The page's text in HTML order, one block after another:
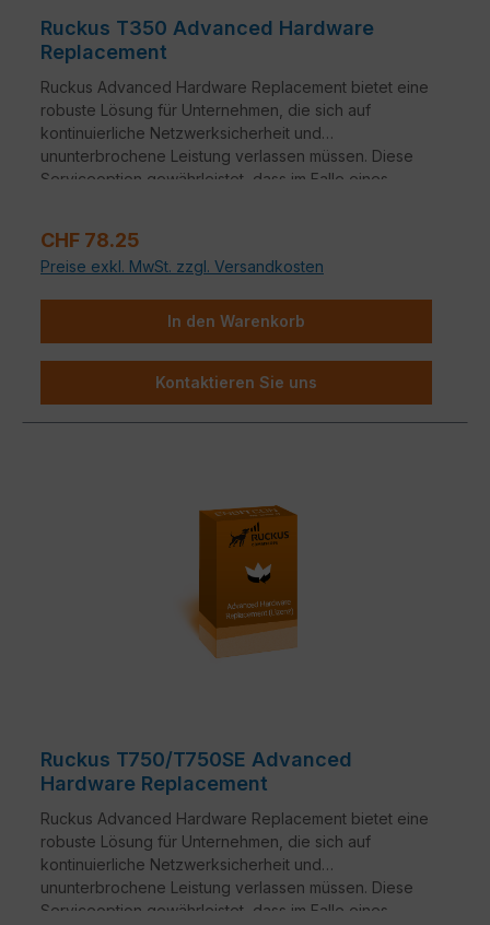
Ruckus T350 Advanced Hardware
Replacement
Ruckus Advanced Hardware Replacement bietet eine
robuste Lösung für Unternehmen, die sich auf
kontinuierliche Netzwerksicherheit und
ununterbrochene Leistung verlassen müssen. Diese
Serviceoption gewährleistet, dass im Falle eines
Verkaufspreis:
CHF 78.25
Preise exkl. MwSt. zzgl. Versandkosten
In den Warenkorb
Kontaktieren Sie uns
Ruckus T750/T750SE Advanced
Hardware Replacement
Ruckus Advanced Hardware Replacement bietet eine
robuste Lösung für Unternehmen, die sich auf
kontinuierliche Netzwerksicherheit und
ununterbrochene Leistung verlassen müssen. Diese
Serviceoption gewährleistet, dass im Falle eines